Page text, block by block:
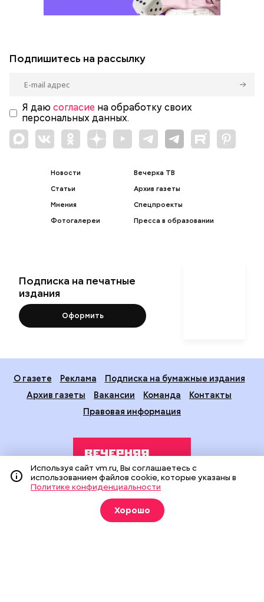
Подпишитесь на рассылку
Я даю согласие на обработку своих
персональных данных.
Новости
Статьи
Мнения
Фотогалереи
Вечерка ТВ
Архив газеты
Спецпроекты
Пресса в образовании
Подписка на печатные
издания
Оформить
О газете Реклама
Подписка на бумажные издания
Архив газеты
Вакансии Команда
Контакты
Правовая информация
Издание создано при финансовой поддержке Департамента
средств массовой информации и рекламы города Москвы.
На сайте применяются рекомендательные технологии
Используя сайт vm.ru, Вы соглашаетесь с
использованием файлов cookie, которые указаны в
Политике конфиденциальности
Хорошо